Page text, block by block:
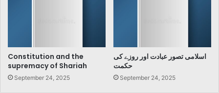
Constitution and the
supremacy of Shariah
September 24, 2025
اسلامی تصور عبادت اور روزے کی
حکمت
September 24, 2025